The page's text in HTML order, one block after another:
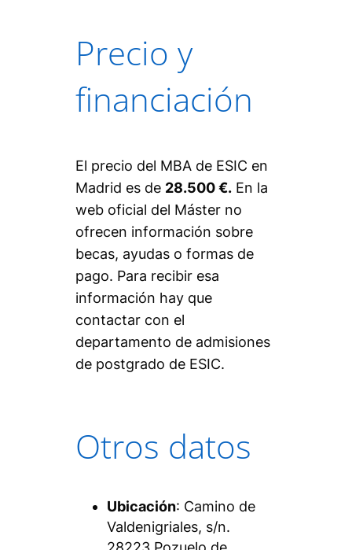
Precio y
financiación
El precio del MBA de ESIC en
Madrid es de 28.500 €. En la
web oficial del Máster no
ofrecen información sobre
becas, ayudas o formas de
pago. Para recibir esa
información hay que
contactar con el
departamento de admisiones
de postgrado de ESIC.
Otros datos
Ubicación: Camino de
Valdenigriales, s/n.